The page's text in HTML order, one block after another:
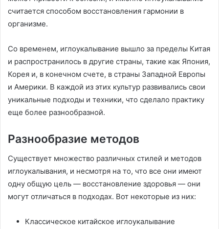
считается способом восстановления гармонии в
организме.
Со временем, иглоукалывание вышло за пределы Китая
и распространилось в другие страны, такие как Япония,
Корея и, в конечном счете, в страны Западной Европы
и Америки. В каждой из этих культур развивались свои
уникальные подходы и техники, что сделало практику
еще более разнообразной.
Разнообразие методов
Существует множество различных стилей и методов
иглоукалывания, и несмотря на то, что все они имеют
одну общую цель — восстановление здоровья — они
могут отличаться в подходах. Вот некоторые из них:
Классическое китайское иглоукалывание